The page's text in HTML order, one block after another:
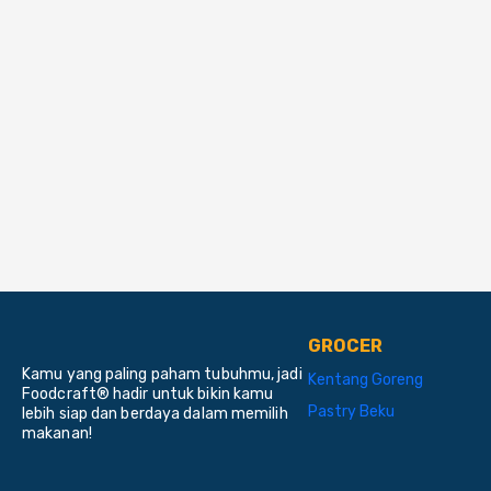
Kamu yang paling paham tubuhmu, jadi
Foodcraft® hadir untuk bikin kamu
lebih siap dan berdaya dalam memilih
makanan!
GROCER
Kentang Goreng
Pastry Beku